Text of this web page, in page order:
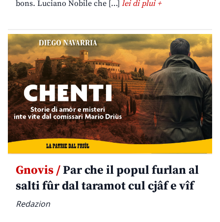
bons. Luciano Nobile che […] lei di plui +
Gnovis /Par che il popul furlan al
salti fûr dal taramot cul cjâf e vîf
Redazion